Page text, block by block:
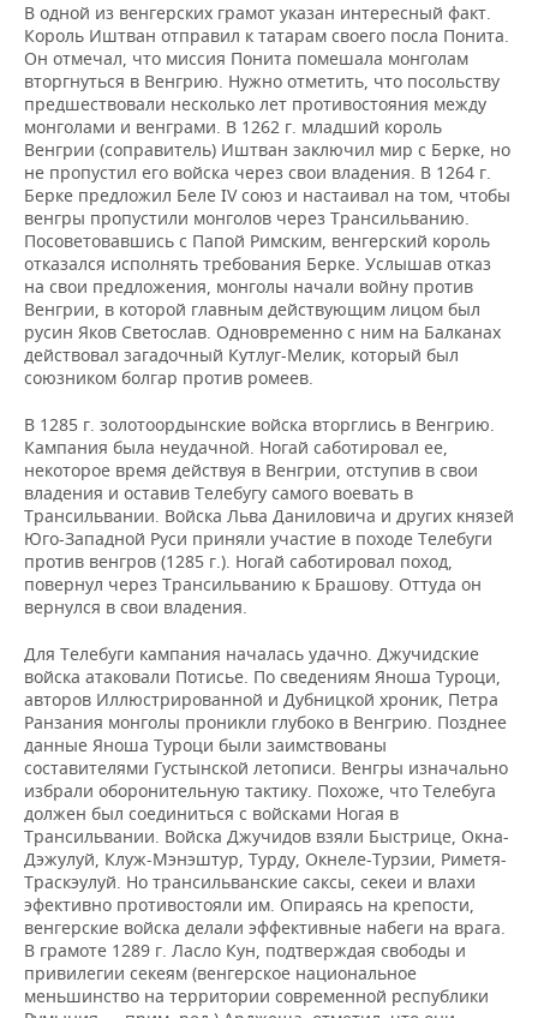
ВОДНЫЕ ВИДЫ СПОРТА
ХОККЕЙ С МЯЧОМ
ОБРАЗОВАНИЕ
ПРОИСШЕСТВИЯ
В одной из венгерских грамот указан интересный факт.
Король Иштван отправил к татарам своего посла Понита.
Он отмечал, что миссия Понита помешала монголам
вторгнуться в Венгрию. Нужно отметить, что посольству
предшествовали несколько лет противостояния между
монголами и венграми. В 1262 г. младший король
Венгрии (соправитель) Иштван заключил мир с Берке, но
не пропустил его войска через свои владения. В 1264 г.
Берке предложил Беле IV союз и настаивал на том, чтобы
венгры пропустили монголов через Трансильванию.
Посоветовавшись с Папой Римским, венгерский король
отказался исполнять требования Берке. Услышав отказ
на свои предложения, монголы начали войну против
Венгрии, в которой главным действующим лицом был
русин Яков Светослав. Одновременно с ним на Балканах
действовал загадочный Кутлуг-Мелик, который был
союзником болгар против ромеев.
В 1285 г. золотоордынские войска вторглись в Венгрию.
Кампания была неудачной. Ногай саботировал ее,
некоторое время действуя в Венгрии, отступив в свои
владения и оставив Телебугу самого воевать в
Трансильвании. Войска Льва Даниловича и других князей
Юго-Западной Руси приняли участие в походе Телебуги
против венгров (1285 г.). Ногай саботировал поход,
повернул через Трансильванию к Брашову. Оттуда он
вернулся в свои владения.
Для Телебуги кампания началась удачно. Джучидские
войска атаковали Потисье. По сведениям Яноша Туроци,
авторов Иллюстрированной и Дубницкой хроник, Петра
Ранзания монголы проникли глубоко в Венгрию. Позднее
данные Яноша Туроци были заимствованы
составителями Густынской летописи. Венгры изначально
избрали оборонительную тактику. Похоже, что Телебуга
должен был соединиться с войсками Ногая в
Трансильвании. Войска Джучидов взяли Быстрице, Окна-
Дэжулуй, Клуж-Мэнэштур, Турду, Окнеле-Турзии, Риметя-
Траскэулуй. Но трансильванские саксы, секеи и влахи
эфективно противостояли им. Опираясь на крепости,
венгерские войска делали эффективные набеги на врага.
В грамоте 1289 г. Ласло Кун, подтверждая свободы и
привилегии секеям (венгерское национальное
меньшинство на территории современной республики